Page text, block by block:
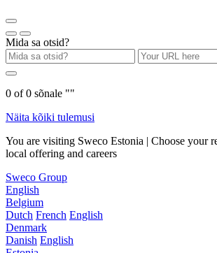
Mida sa otsid?
0 of0 sõnale ""
Näita kõiki tulemusi
You are visiting Sweco Estonia | Choose your
local offering and careers
Sweco Group
English
Belgium
Dutch French English
Denmark
Danish English